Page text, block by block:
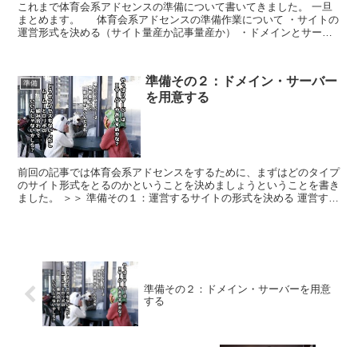
これまで体育会系アドセンスの準備について書いてきました。 一旦
まとめます。 体育会系アドセンスの準備作業について ・サイトの
運営形式を決める（サイト量産か記事量産か） ・ドメインとサーバ
準備
準備その２：ドメイン・サーバー
を用意する
前回の記事では体育会系アドセンスをするために、まずはどのタイプ
のサイト形式をとるのかということを決めましょうということを書き
ました。 ＞＞ 準備その１：運営するサイトの形式を決める 運営する
準備その２：ドメイン・サーバーを用意
する